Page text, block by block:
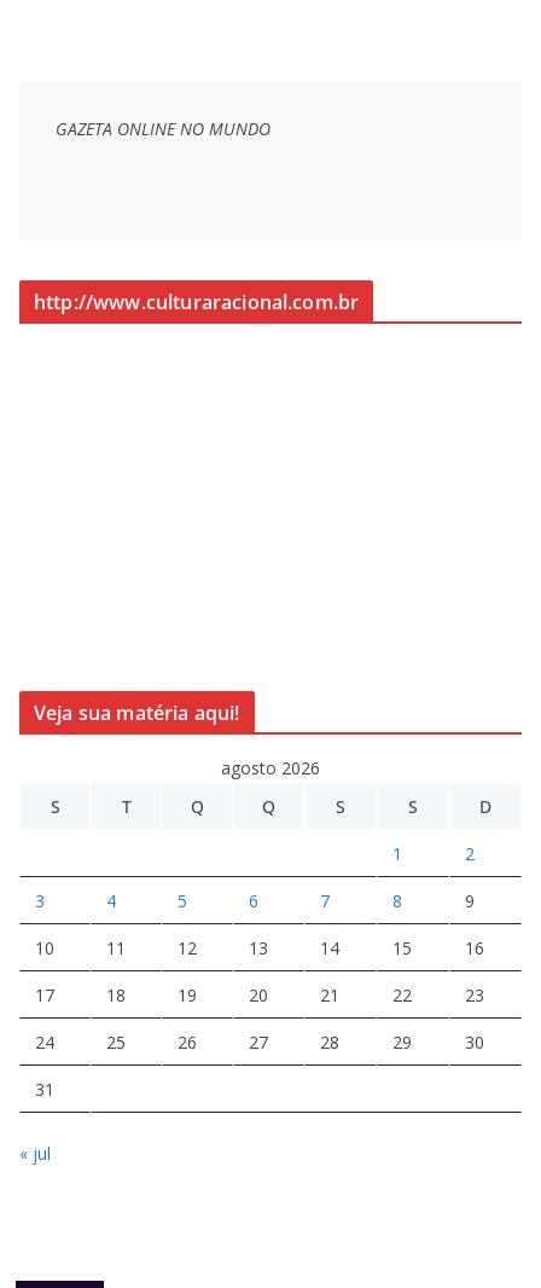
GAZETA ONLINE NO MUNDO
http://www.culturaracional.com.br
Veja sua matéria aqui!
agosto 2026
S
T Q Q S S D
1 2
3 4 5 6 7 8 9
10 11 12 13 14 15 16
17 18 19 20 21 22 23
24 25 26 27 28 29 30
31
« jul